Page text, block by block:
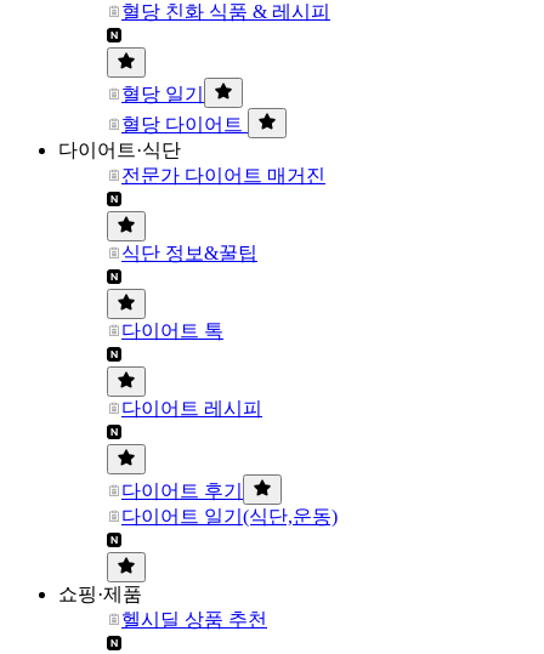
혈당 친화 식품 & 레시피
혈당 일기
혈당 다이어트
다이어트·식단
전문가 다이어트 매거진
식단 정보&꿀팁
다이어트 톡
다이어트 레시피
다이어트 후기
다이어트 일기(식단,운동)
쇼핑·제품
헬시딜 상품 추천